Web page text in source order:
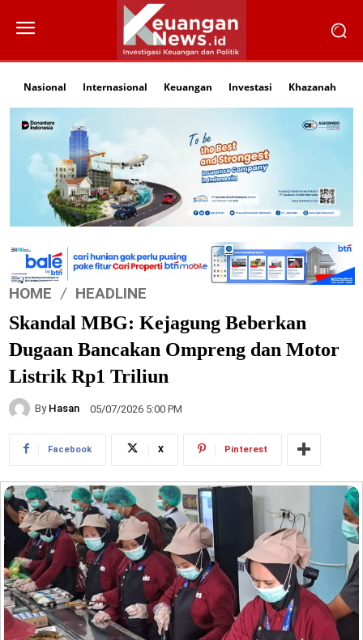
Nasional Internasional Keuangan Investasi Khazanah
HOME HEADLINE
Skandal MBG: Kejagung Beberkan
Dugaan Bancakan Ompreng dan Motor
Listrik Rp1 Triliun
By Hasan 05/07/2026 5:00 PM
Facebook X Pinterest